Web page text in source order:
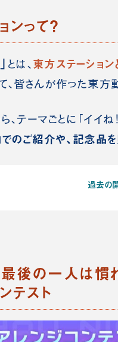
ンって？
とは 、 東方ステーション
皆さんが作った東方
テーマごとに「イイね
のご紹介や、記念品を
過去の
最後の一人は
テスト